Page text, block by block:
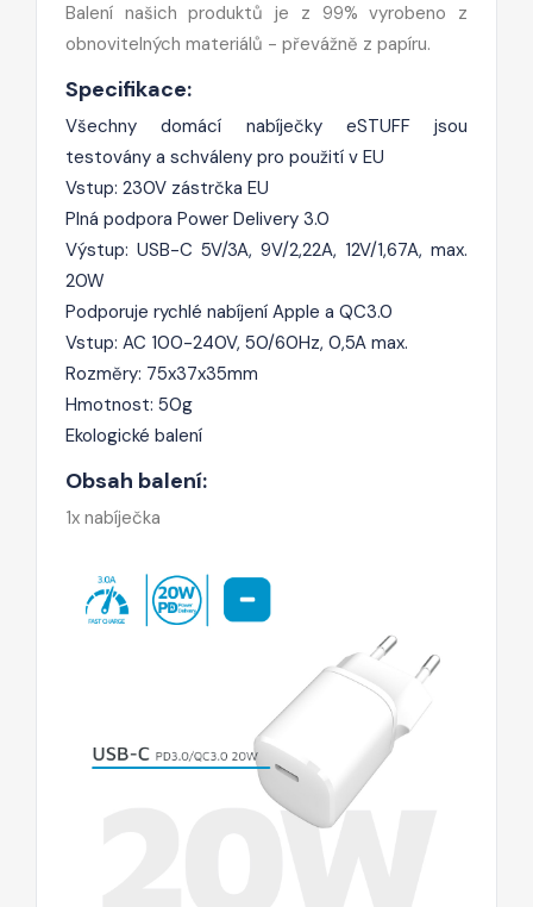
Balení našich produktů je z 99% vyrobeno z
obnovitelných materiálů - převážně z papíru.
Specifikace:
Všechny domácí nabíječky eSTUFF jsou
testovány a schváleny pro použití v EU
Vstup: 230V zástrčka EU
Plná podpora Power Delivery 3.0
Výstup: USB-C 5V/3A, 9V/2,22A, 12V/1,67A, max.
20W
Podporuje rychlé nabíjení Apple a QC3.0
Vstup: AC 100-240V, 50/60Hz, 0,5A max.
Rozměry: 75x37x35mm
Hmotnost: 50g
Ekologické balení
Obsah balení:
1x nabíječka